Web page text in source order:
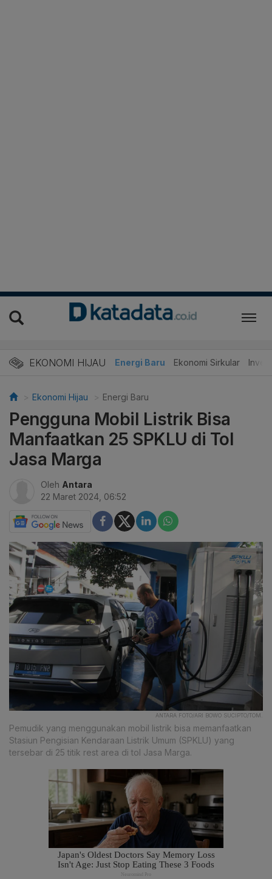
EKONOMI HIJAU Energi Baru Ekonomi Sirkular
Ekonomi Hijau Energi Baru
Pengguna Mobil Listrik Bisa
Manfaatkan 25 SPKLU di Tol
Jasa Marga
Oleh Antara
22 Maret 2024, 06:52
ANTARA FOTO/ARI BOWO SUCIPTO/TOM.
Pemudik yang menggunakan mobil listrik bisa memanfaatkan
Stasiun Pengisian Kendaraan Listrik Umum (SPKLU) yang
tersebar di 25 titik rest area di tol Jasa Marga.